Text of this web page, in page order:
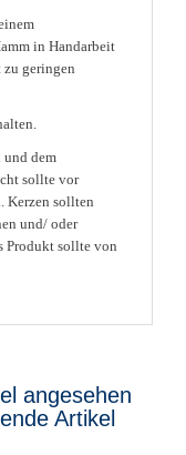
in Handarbeit
zu geringen
und dem
sollte vor
Kerzen sollten
und/ oder
Produkt sollte von
angesehen
Artikel